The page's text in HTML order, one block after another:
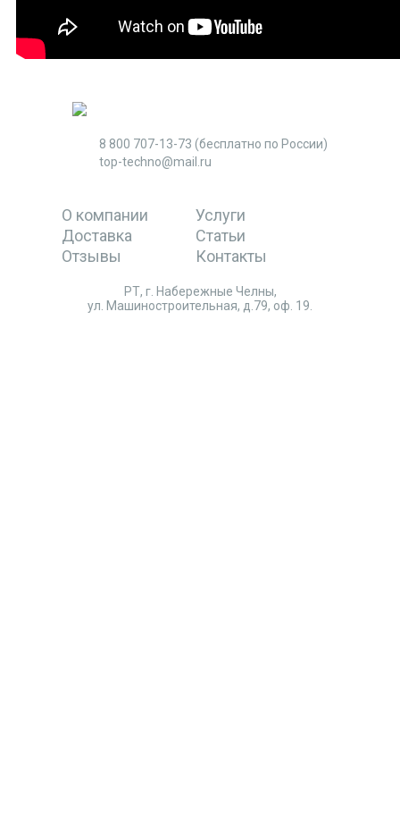
8 800 707-13-73 (бесплатно по России)
top-techno@mail.ru
О компании
Услуги
Доставка
Статьи
Отзывы
Контакты
РТ, г. Набережные Челны,
ул. Машиностроительная, д.79, оф. 19.